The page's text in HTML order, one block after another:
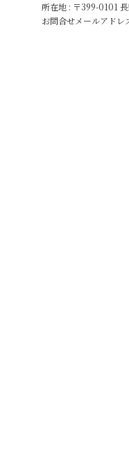
所在地 : 〒399-0101
お問合せメールアドレ